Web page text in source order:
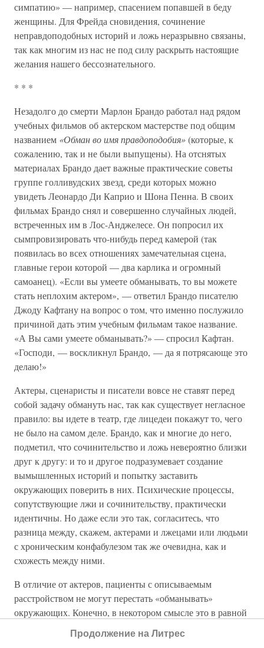
симпатию» — например, спасением попавшей в беду
женщины. Для Фрейда сновидения, сочинение
неправдоподобных историй и ложь неразрывно связаны,
так как многим из нас не под силу раскрыть настоящие
желания нашего бессознательного.
* * *
Незадолго до смерти Марлон Брандо работал над рядом
учебных фильмов об актерском мастерстве под общим
названием «Обман во имя правдоподобия»(которые, к
сожалению, так и не были выпущены). На отснятых
материалах Брандо дает важные практические советы
группе голливудских звезд, среди которых можно
увидеть Леонардо Ди Каприо и Шона Пенна. В своих
фильмах Брандо снял и совершенно случайных людей,
встреченных им в Лос-Анджелесе. Он попросил их
сымпровизировать что-нибудь перед камерой (так
появилась во всех отношениях замечательная сцена,
главные герои которой — два карлика и огромный
самоанец). «Если вы умеете обманывать, то вы можете
стать неплохим актером», — ответил Брандо писателю
Джоду Кафтану на вопрос о том, что именно послужило
причиной дать этим учебным фильмам такое название.
«А Вы сами умеете обманывать?» — спросил Кафтан.
«Господи, — воскликнул Брандо, — да я потрясающе это
делаю!»
Актеры, сценаристы и писатели вовсе не ставят перед
собой задачу обмануть нас, так как существует негласное
правило: вы идете в театр, где лицедеи покажут то, чего
не было на самом деле. Брандо, как и многие до него,
подметил, что сочинительство и ложь невероятно близки
друг к другу: и то и другое подразумевает создание
вымышленных историй и попытку заставить
окружающих поверить в них. Психические процессы,
сопутствующие лжи и сочинительству, практически
идентичны. Но даже если это так, согласитесь, что
разница между, скажем, актерами и лжецами или людьми
с хроническим конфабулезом так же очевидна, как и
схожесть между ними.
В отличие от актеров, пациенты с описываемым
расстройством не могут перестать «обманывать»
окружающих. Конечно, в некотором смысле это в равной
времени утверждают, что творческий процесс выходит
Продолжение на Литрес